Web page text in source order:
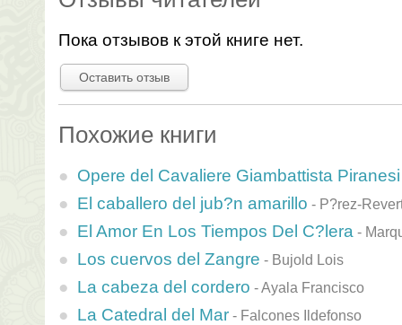
Пока отзывов к этой книге нет.
Оставить отзыв
Похожие книги
Opere del Cavaliere Giambattista Piranesi
El caballero del jub?n amarillo - P?rez-
El Amor En Los Tiempos Del C?lera -
Los cuervos del Zangre - Bujold Lois
La cabeza del cordero -Ayala Francisco
La Catedral del Mar - Falcones Ildefonso